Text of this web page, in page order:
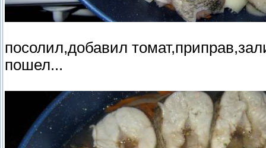
посолил,добавил
пошел...